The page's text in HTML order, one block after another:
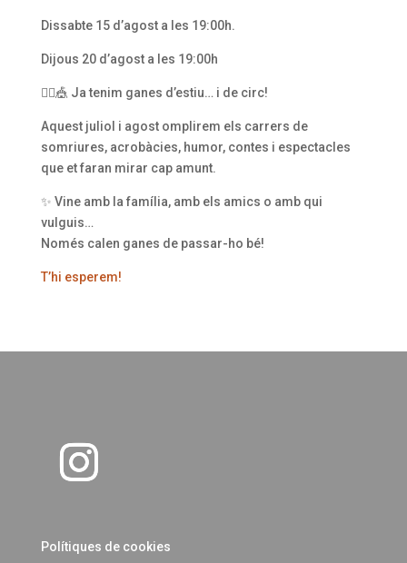
Dissabte 15 d’agost a les 19:00h.
Dijous 20 d’agost a les 19:00h
🤸‍♀️🎪 Ja tenim ganes d’estiu… i de circ!
Aquest juliol i agost omplirem els carrers de
somriures, acrobàcies, humor, contes i espectacles
que et faran mirar cap amunt.
✨ Vine amb la família, amb els amics o amb qui
vulguis…
Només calen ganes de passar-ho bé!
T’hi esperem!
Polítiques de cookies